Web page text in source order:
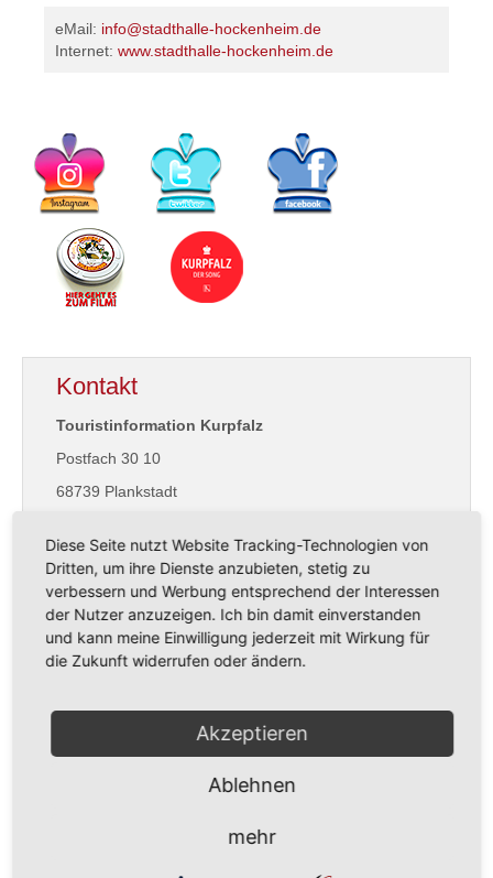
eMail: info@stadthalle-hockenheim.de
Internet: www.stadthalle-hockenheim.de
Kontakt
Touristinformation Kurpfalz
Postfach 30 10
68739 Plankstadt
kurpfalz@kurpfalz-information.de
www.kurpfalz-tourist.de
Radfahren & Wandern
Diese Seite nutzt Website Tracking-Technologien von
Dritten, um ihre Dienste anzubieten, stetig zu
verbessern und Werbung entsprechend der Interessen
der Nutzer anzuzeigen. Ich bin damit einverstanden
und kann meine Einwilligung jederzeit mit Wirkung für
die Zukunft widerrufen oder ändern.
Akzeptieren
Ablehnen
mehr